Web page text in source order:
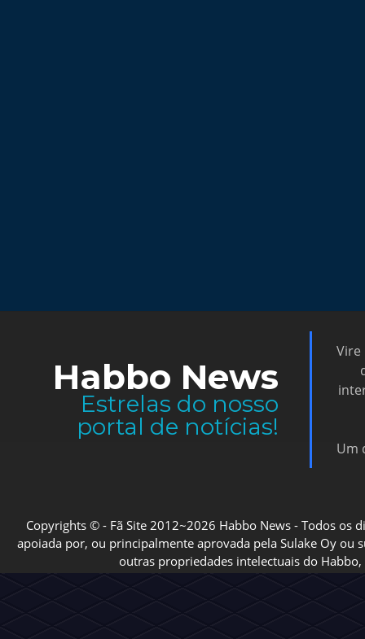
Habbo News
Estrelas do nosso
portal de notícias!
Vire
Um
Copyrights © - Fã Site 2012~2026 Habbo News - Todos os
apoiada por, ou principalmente aprovada pela Sulake Oy ou
outras propriedades intelectuais do